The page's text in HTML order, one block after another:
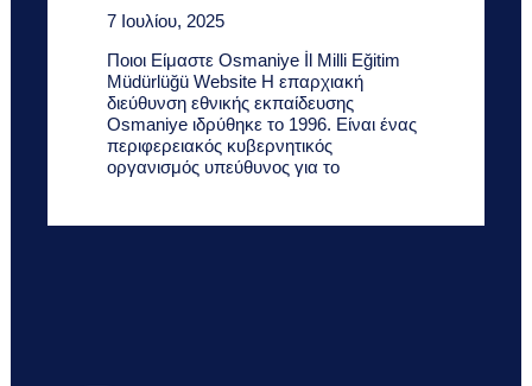
7 Ιουλίου, 2025
Ποιοι Είμαστε Osmaniye İl Milli Eğitim
Müdürlüğü Website Η επαρχιακή
διεύθυνση εθνικής εκπαίδευσης
Osmaniye ιδρύθηκε το 1996. Είναι ένας
περιφερειακός κυβερνητικός
οργανισμός υπεύθυνος για το